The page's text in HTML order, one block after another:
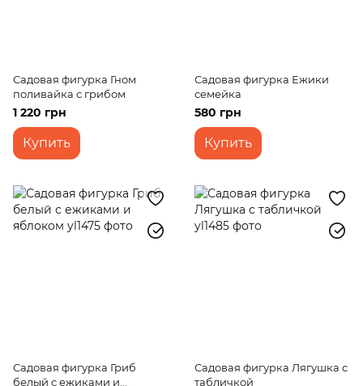
Садовая фигурка Гном
поливайка с грибом
1 220 грн
Купить
Садовая фигурка Ежики
семейка
580 грн
Купить
Садовая фигурка Гриб
белый с ежиками и
Садовая фигурка Лягушка с
табличкой